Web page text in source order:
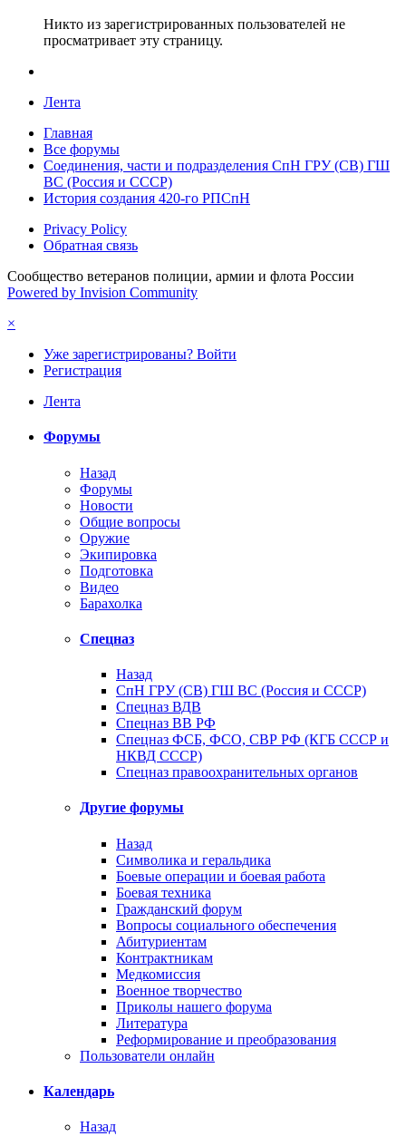
Никто из зарегистрированных пользователей не
просматривает эту страницу.
Лента
Главная
Все форумы
Соединения, части и подразделения СпН ГРУ (СВ) ГШ
ВС (Россия и СССР)
История создания 420-го РПСпН
Privacy Policy
Обратная связь
Сообщество ветеранов полиции, армии и флота России
Powered by Invision Community
×
Уже зарегистрированы? Войти
Регистрация
Лента
Форумы
Назад
Форумы
Новости
Общие вопросы
Оружие
Экипировка
Подготовка
Видео
Барахолка
Спецназ
Назад
СпН ГРУ (СВ) ГШ ВС (Россия и СССР)
Спецназ ВДВ
Спецназ ВВ РФ
Спецназ ФСБ, ФСО, СВР РФ (КГБ СССР и
НКВД СССР)
Спецназ правоохранительных органов
Другие форумы
Назад
Символика и геральдика
Боевые операции и боевая работа
Боевая техника
Гражданский форум
Вопросы социального обеспечения
Абитуриентам
Контрактникам
Медкомиссия
Военное творчество
Приколы нашего форума
Литература
Реформирование и преобразования
Пользователи онлайн
Календарь
Назад